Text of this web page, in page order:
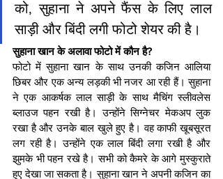
को, सुहाना ने अपने फैंस के लिए लाल
साड़ी और बिंदी लगी फोटो शेयर की है।
सुहाना खान के अलावा फोटो में कौन है?
फोटो में सुहाना खान के साथ उनकी कजिन आलिया
छिबर और एक अन्य लड़की भी नजर आ रही हैं। सुहाना
ने एक आकर्षक लाल साड़ी के साथ मैचिंग स्लीवलेस
ब्लाउज पहन रखी है। उन्होंने सिग्नेचर मेकअप लुक
रखा है और उनके बाल खुले हुए है। वह काफी खूबसूरत
लग रही है। उन्होंने एक लाल बिंदी लगा रखी है और
झुमके भी पहन रखे है। सभी को कैमरे के आगे मुस्कुराते
हुए देखा जा सकता है। सुहाना खान ने अपनी कजिन का